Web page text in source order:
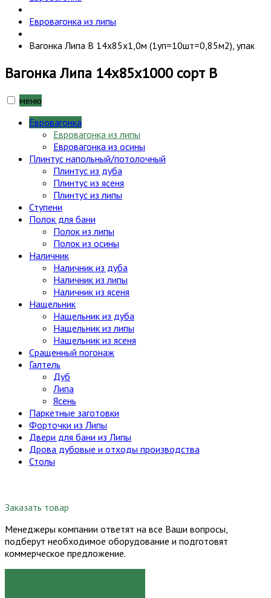
Евровагонка из липы
Вагонка Липа В 14х85х1,0м (1уп=10шт=0,85м2), упак
Вагонка Липа 14х85х1000 сорт В
меню
Евровагонка
Евровагонка из липы
Евровагонка из осины
Плинтус напольный/потолочный
Плинтус из дуба
Плинтус из ясеня
Плинтус из липы
Ступени
Полок для бани
Полок из липы
Полок из осины
Наличник
Наличник из дуба
Наличник из липы
Наличник из ясеня
Нащельник
Нащельник из дуба
Нащельник из липы
Нащельник из ясеня
Сращенный погонаж
Галтель
Дуб
Липа
Ясень
Паркетные заготовки
Форточки из Липы
Двери для бани из Липы
Дрова дубовые и отходы производства
Столы
Заказать товар
Менеджеры компании ответят на все Ваши вопросы,
подберут необходимое оборудование и подготовят
коммерческое предложение.